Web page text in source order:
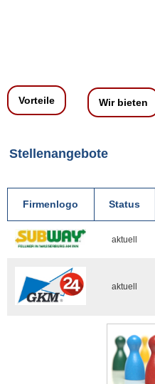
Vorteile Wir bieten
Stellenangebote
Firmenlogo Status
aktuell
aktuell